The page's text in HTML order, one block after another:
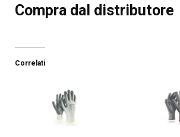
Compra dal distributore
Correlati